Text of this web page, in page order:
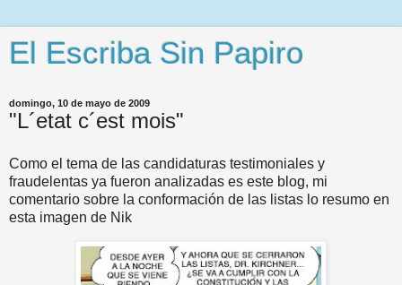
El Escriba Sin Papiro
domingo, 10 de mayo de 2009
"L´etat c´est mois"
Como el tema de las candidaturas testimoniales y
fraudelentas ya fueron analizadas es este blog, mi
comentario sobre la conformación de las listas lo resumo en
esta imagen de Nik